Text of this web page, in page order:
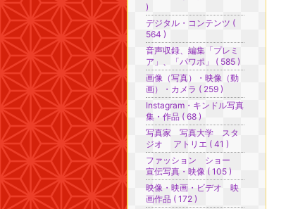
)
デジタル・コンテンツ (
564 )
音声収録、編集「プレミ
ア」、「パワポ」 ( 585 )
画像（写真）・映像（動
画）・カメラ ( 259 )
Instagram・キンドル写真
集・作品 ( 68 )
写真家 写真大学 スタ
ジオ アトリエ ( 41 )
ファッション ショー
宣伝写真・映像 ( 105 )
映像・映画・ビデオ 映
画作品 ( 172 )